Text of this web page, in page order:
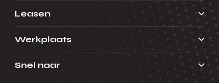
Leasen
Werkplaats
Snel naar